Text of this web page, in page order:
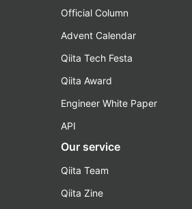
Official Column
Advent Calendar
Qiita Tech Festa
Qiita Award
Engineer White Paper
API
Our service
Qiita Team
Qiita Zine